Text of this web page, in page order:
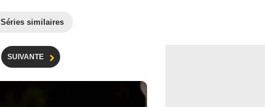
Séries similaires
SUIVANTE